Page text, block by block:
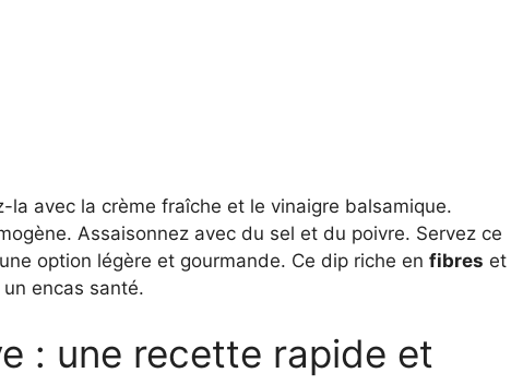
la avec la crème fraîche et le vinaigre balsamique.
Assaisonnez avec du sel et du poivre. Servez ce
option légère et gourmande. Ce dip riche en fibres et
encas santé.
: une recette rapide et